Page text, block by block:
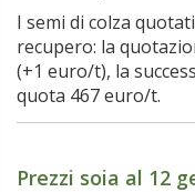
I semi di colza
recupero: la
(+1 euro/t), la
quota 467 euro/t.
Prezzi soia al 12